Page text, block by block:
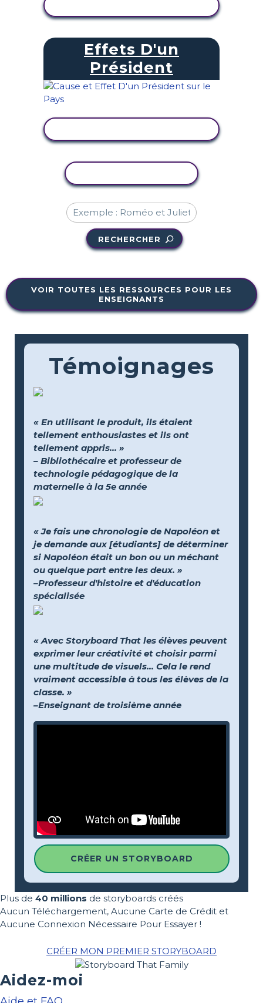
Effets D'un
Président
RECHERCHER
VOIR TOUTES LES RESSOURCES POUR LES
ENSEIGNANTS
Témoignages
« En utilisant le produit, ils étaient
tellement enthousiastes et ils ont
tellement appris... »
– Bibliothécaire et professeur de
technologie pédagogique de la
maternelle à la 5e année
« Je fais une chronologie de Napoléon et
je demande aux [étudiants] de déterminer
si Napoléon était un bon ou un méchant
ou quelque part entre les deux. »
–Professeur d'histoire et d'éducation
spécialisée
« Avec Storyboard That les élèves peuvent
exprimer leur créativité et choisir parmi
une multitude de visuels… Cela le rend
vraiment accessible à tous les élèves de la
classe. »
–Enseignant de troisième année
CRÉER UN STORYBOARD
Plus de 40 millions de storyboards créés
Aucun Téléchargement, Aucune Carte de Crédit et
Aucune Connexion Nécessaire Pour Essayer !
CRÉER MON PREMIER STORYBOARD
Aidez-moi